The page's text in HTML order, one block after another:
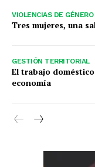
VIOLENCIAS DE GÉNERO
Tres mujeres, una
GESTIÓN TERRITORIAL
El trabajo
economía